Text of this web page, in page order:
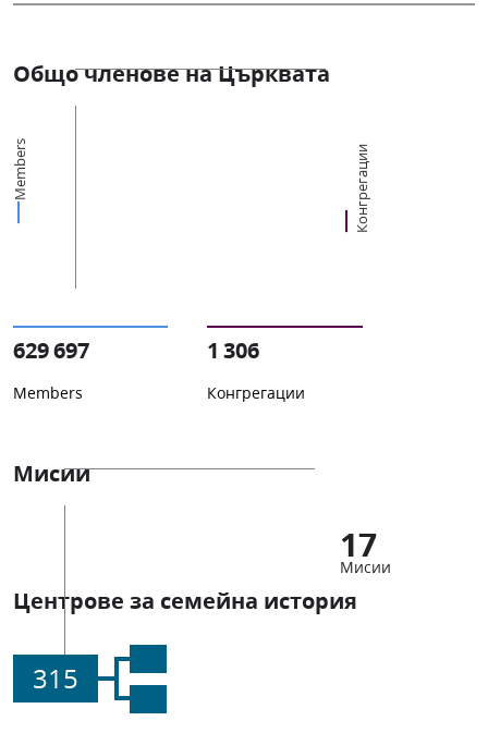
Общо членове на Църквата
Members Конгрегации
629 697
Members
1 306
Конгрегации
Мисии
17
Мисии
Центрове за семейна история
315